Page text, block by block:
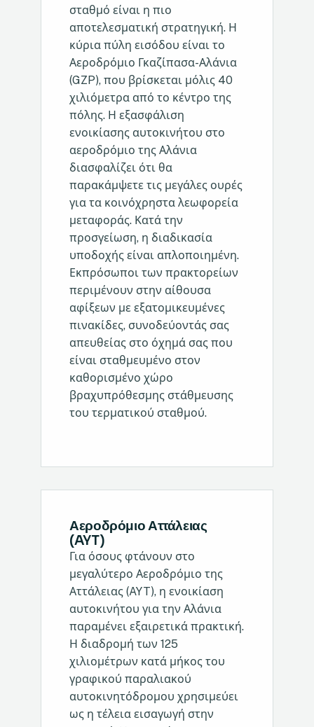
σταθμό είναι η πιο
αποτελεσματική στρατηγική. Η
κύρια πύλη εισόδου είναι το
Αεροδρόμιο Γκαζίπασα-Αλάνια
(GZP), που βρίσκεται μόλις 40
χιλιόμετρα από το κέντρο της
πόλης. Η εξασφάλιση
ενοικίασης αυτοκινήτου στο
αεροδρόμιο της Αλάνια
διασφαλίζει ότι θα
παρακάμψετε τις μεγάλες ουρές
για τα κοινόχρηστα λεωφορεία
μεταφοράς. Κατά την
προσγείωση, η διαδικασία
υποδοχής είναι απλοποιημένη.
Εκπρόσωποι των πρακτορείων
περιμένουν στην αίθουσα
αφίξεων με εξατομικευμένες
πινακίδες, συνοδεύοντάς σας
απευθείας στο όχημά σας που
είναι σταθμευμένο στον
καθορισμένο χώρο
βραχυπρόθεσμης στάθμευσης
του τερματικού σταθμού.
Αεροδρόμιο Αττάλειας
(AYT)
Για όσους φτάνουν στο
μεγαλύτερο Αεροδρόμιο της
Αττάλειας (AYT), η ενοικίαση
αυτοκινήτου για την Αλάνια
παραμένει εξαιρετικά πρακτική.
Η διαδρομή των 125
χιλιομέτρων κατά μήκος του
γραφικού παραλιακού
αυτοκινητόδρομου χρησιμεύει
ως η τέλεια εισαγωγή στην